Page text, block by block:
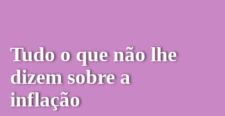
Tudo o que não lhe
dizem sobre a
inflação